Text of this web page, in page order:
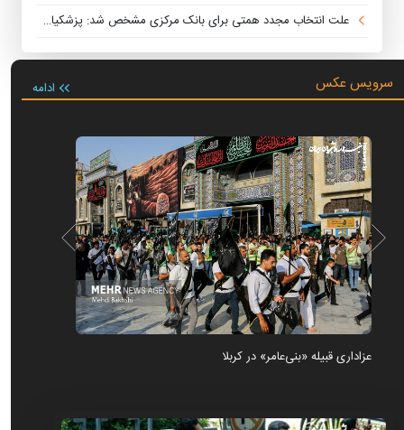
علت انتخاب مجدد همتی برای بانک مرکزی مشخص شد: پزشکیان هنوز هم متوجه نشده است چرا همتی استیضاح شد!
سرویس عکس ادامه
عزاداری قبیله «بنی‌عامر» در کربلا